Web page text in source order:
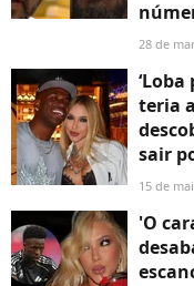
28 de
teria
sair
15 de
'O